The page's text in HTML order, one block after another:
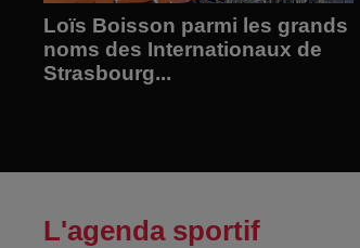
Loïs Boisson parmi les grands
noms des Internationaux de
Strasbourg...
L'agenda sportif